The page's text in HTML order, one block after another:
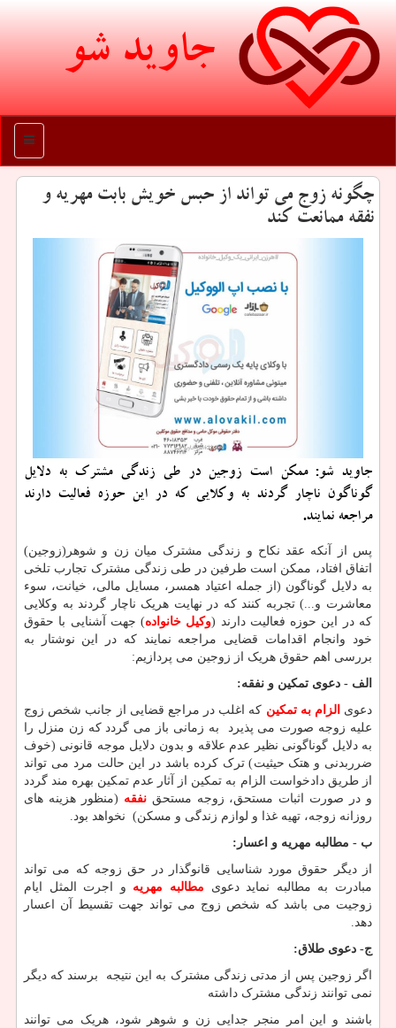
جاوید شو
منو
چگونه زوج می تواند از حبس خویش بابت مهریه و
نفقه ممانعت كند
جاوید شو: ممكن است زوجین در طی زندگی مشترك به دلایل
گوناگون ناچار گردند به وكلایی كه در این حوزه فعالیت دارند
مراجعه نمایند.
پس از آنکه عقد نکاح و زندگی مشترک میان زن و شوهر(زوجین)
اتفاق افتاد، ممکن است طرفین در طی زندگی مشترک تجارب تلخی
به دلایل گوناگون (از جمله اعتیاد همسر، مسایل مالی، خیانت، سوء
معاشرت و...) تجربه کنند که در نهایت هریک ناچار گردند به وکلایی
که در این حوزه فعالیت دارند (وکیل خانواده) جهت آشنایی با حقوق
خود وانجام اقدامات قضایی مراجعه نمایند که در این نوشتار به
بررسی اهم حقوق هریک از زوجین می پردازیم:
الف - دعوی تمکین و نفقه:
دعوی الزام به تمکین که اغلب در مراجع قضایی از جانب شخص زوج
علیه زوجه صورت می پذیرد به زمانی باز می گردد که زن منزل را
به دلایل گوناگونی نظیر عدم علاقه و بدون دلایل موجه قانونی (خوف
ضرربدنی و هتک حیثیت) ترک کرده باشد در این حالت مرد می تواند
از طریق دادخواست الزام به تمکین از آثار عدم تمکین بهره مند گردد
و در صورت اثبات مستحق، زوجه مستحقنفقه (منظور هزینه های
روزانه زوجه، تهیه غذا و لوازم زندگی و مسکن) نخواهد بود.
ب - مطالبه مهریه و اعسار:
از دیگر حقوق مورد شناسایی قانوگذار در حق زوجه که می تواند
مبادرت به مطالبه نماید دعوی مطالبه مهریه و اجرت المثل ایام
زوجیت می باشد که شخص زوج می تواند جهت تقسیط آن اعسار
دهد.
ج- دعوی طلاق:
اگر زوجین پس از مدتی زندگی مشترک به این نتیجه برسند که دیگر
نمی توانند زندگی مشترک داشته
باشند و این امر منجر جدایی زن و شوهر شود، هریک می توانند